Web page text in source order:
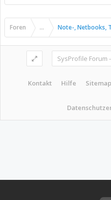
Foren ... Note-, Netbooks,
SysProfile Forum -
Kontakt Hilfe Sitemap